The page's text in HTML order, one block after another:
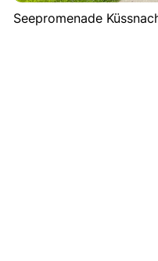
Seepromenade